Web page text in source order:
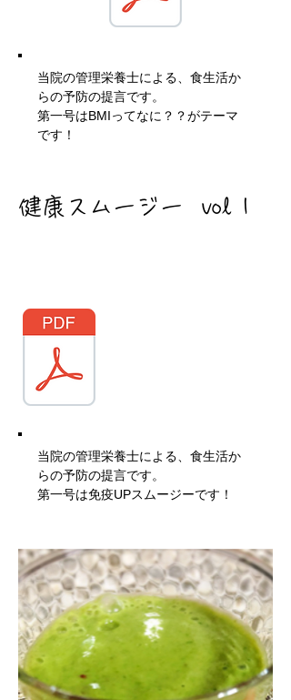
当院の管理栄養士による、食生活か
らの予防の提言です。
​第一号はBMIってなに？？がテーマ
です！
健康スムージー​ vol 1
当院の管理栄養士による、食生活か
らの予防の提言です。
​第一号は免疫UPスムージーです！